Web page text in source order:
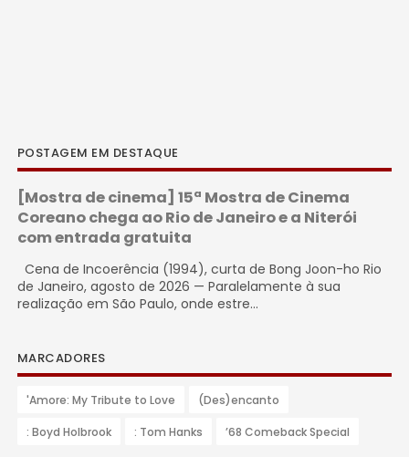
POSTAGEM EM DESTAQUE
[Mostra de cinema] 15ª Mostra de Cinema
Coreano chega ao Rio de Janeiro e a Niterói
com entrada gratuita
Cena de Incoerência (1994), curta de Bong Joon-ho Rio
de Janeiro, agosto de 2026 — Paralelamente à sua
realização em São Paulo, onde estre...
MARCADORES
'Amore: My Tribute to Love (Des)encanto
: Boyd Holbrook : Tom Hanks ’68 Comeback Special